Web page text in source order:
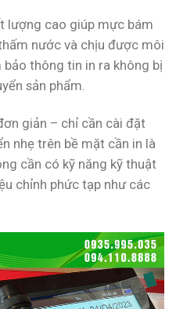
lượng cao giúp mực bám
nước và chịu được môi
thông tin in ra không bị
sản phẩm.
giản – chỉ cần cài đặt
nhẹ trên bề mặt cần in là
cần có kỹ năng kỹ thuật
chỉnh phức tạp như các